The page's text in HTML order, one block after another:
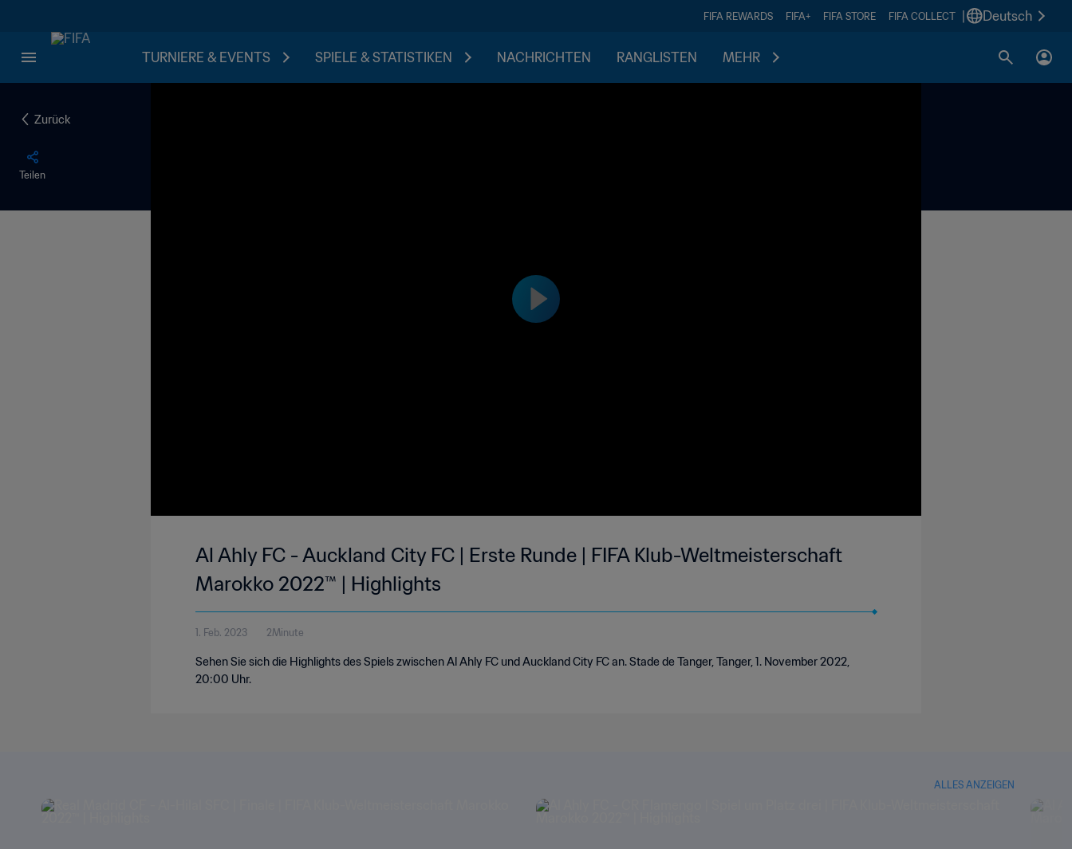
FIFA REWARDS FIFA+ FIFA STORE FIFA COLLECT Deutsch
TURNIERE & EVENTS SPIELE & STATISTIKEN NACHRICHTEN RANGLISTEN MEHR
Zurück
Teilen
Al Ahly FC - Auckland City FC | Erste Runde | FIFA Klub-Weltmeisterschaft
Marokko 2022™ | Highlights
1. Feb. 2023 2Minute
Sehen Sie sich die Highlights des Spiels zwischen Al Ahly FC und Auckland City FC an. Stade de Tanger, Tanger, 1. November 2022,
20:00 Uhr.
ALLES ANZEIGEN